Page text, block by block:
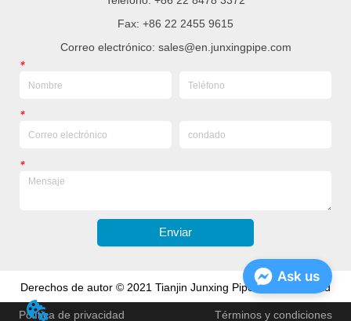
Fax: +86 22 2455 9615
Correo electrónico: sales@en.junxingpipe.com
*
*
*
Enviar
Derechos de autor © 2021 Tianjin Junxing Pipe Group Co., Ltd
Política de privacidad Términos y condiciones
Ask us